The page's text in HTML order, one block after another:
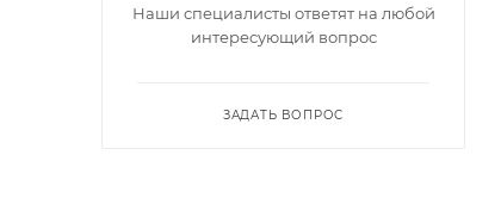
Наши специалисты ответят на любой
интересующий вопрос
ЗАДАТЬ ВОПРОС